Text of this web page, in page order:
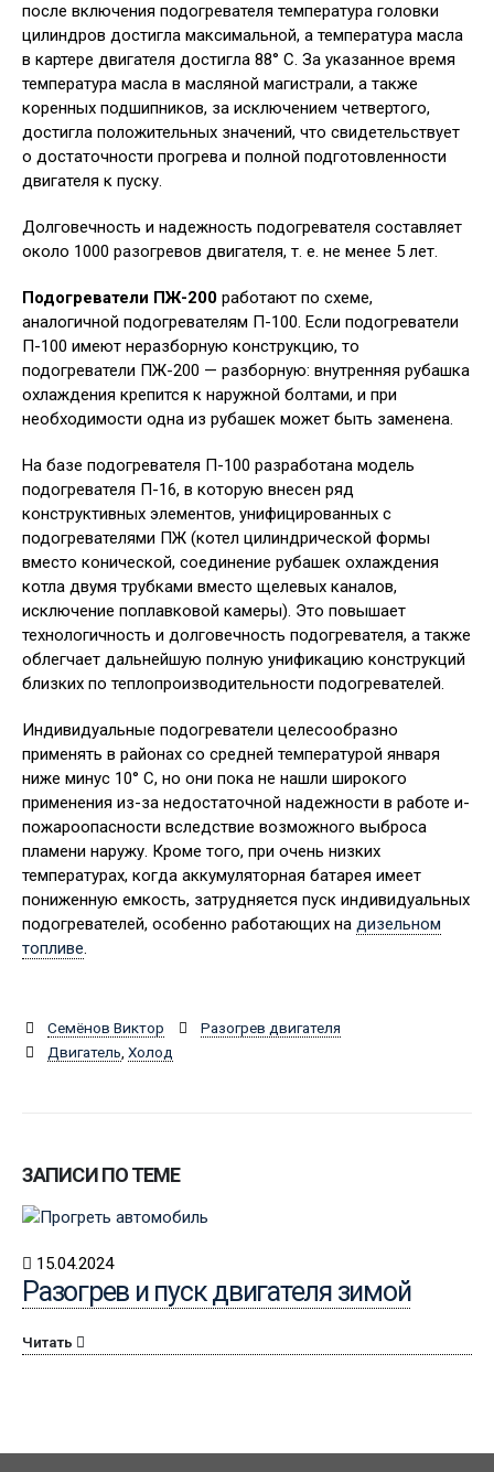
после включения подогревателя температура головки
цилиндров достигла максимальной, а температура масла
в картере двигателя достигла 88° С. За указанное время
температура масла в масляной магистрали, а также
коренных подшипников, за исключением четвертого,
достигла положительных значений, что свидетельствует
о достаточности прогрева и полной подготовленности
двигателя к пуску.
Долговечность и надежность подогревателя составляет
около 1000 разогревов двигателя, т. е. не менее 5 лет.
Подогреватели ПЖ-200 работают по схеме,
аналогичной подогревателям П-100. Если подогреватели
П-100 имеют неразборную конструкцию, то
подогреватели ПЖ-200 — разборную: внутренняя рубашка
охлаждения крепится к наружной болтами, и при
необходимости одна из рубашек может быть заменена.
На базе подогревателя П-100 разработана модель
подогревателя П-16, в которую внесен ряд
конструктивных элементов, унифицированных с
подогревателями ПЖ (котел цилиндрической формы
вместо конической, соединение рубашек охлаждения
котла двумя трубками вместо щелевых каналов,
исключение поплавковой камеры). Это повышает
технологичность и долговечность подогревателя, а также
облегчает дальнейшую полную унификацию конструкций
близких по теплопроизводительности подогревателей.
Индивидуальные подогреватели целесообразно
применять в районах со средней температурой января
ниже минус 10° С, но они пока не нашли широкого
применения из-за недостаточной надежности в работе и-
пожароопасности вследствие возможного выброса
пламени наружу. Кроме того, при очень низких
температурах, когда аккумуляторная батарея имеет
пониженную емкость, затрудняется пуск индивидуальных
подогревателей, особенно работающих на дизельном
топливе.
Семёнов Виктор
Разогрев двигателя
Двигатель Холод
ЗАПИСИ ПО ТЕМЕ
15.04.2024
Разогрев и пуск двигателя зимой
Читать